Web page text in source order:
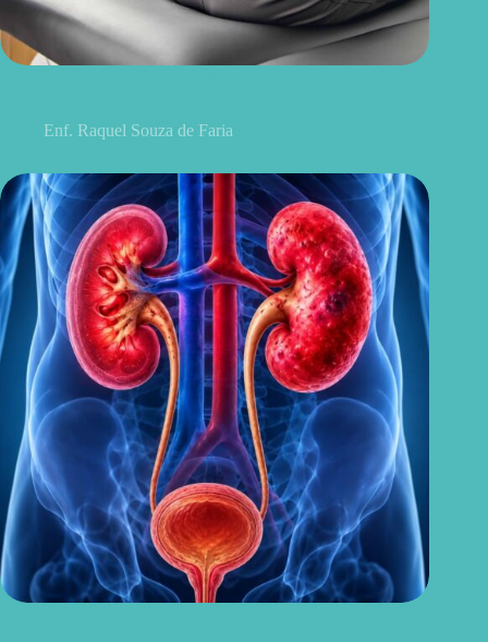
Enf. Raquel Souza de Faria